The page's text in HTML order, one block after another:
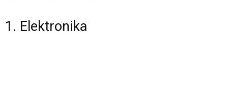
1. Elektronika